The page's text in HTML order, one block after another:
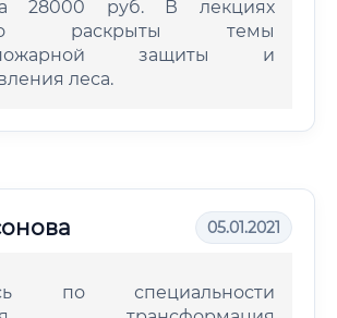
28000 руб. В лекциях
раскрыты темы
защиты и
леса.
05.01.2021
по специальности